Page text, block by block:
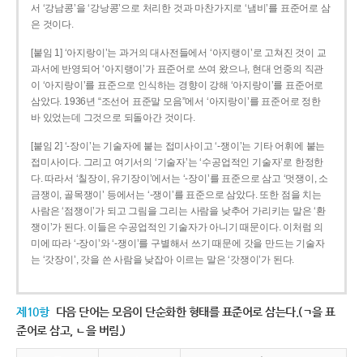
서 ‘강남콩’을 ‘강낭콩’으로 처리한 것과 마찬가지로 ‘냄비’를 표준어로 삼
은 것이다.
[붙임 1] ‘아지랑이’는 과거의 대사전들에서 ‘아지랭이’로 고쳐진 것이 교
과서에 반영되어 ‘아지랭이’가 표준어로 쓰여 왔으나, 현대 언중의 직관
이 ‘아지랑이’를 표준으로 인식하는 경향이 강해 ‘아지랑이’를 표준어로
삼았다. 1936년 “조선어 표준말 모음”에서 ‘아지랑이’를 표준어로 정한
바 있었는데 그것으로 되돌아간 것이다.
[붙임 2] ‘-장이’는 기술자에 붙는 접미사이고 ‘-쟁이’는 기타 어휘에 붙는
접미사이다. 그리고 여기서의 ‘기술자’는 ‘수공업적인 기술자’로 한정한
다. 따라서 ‘칠장이, 유기장이’에서는 ‘-장이’를 표준으로 삼고 ‘멋쟁이, 소
금쟁이, 골목쟁이’ 등에서는 ‘-쟁이’를 표준으로 삼았다. 또한 점을 치는
사람은 ‘점쟁이’가 되고 그림을 그리는 사람을 낮추어 가리키는 말은 ‘환
쟁이’가 된다. 이들은 수공업적인 기술자가 아니기 때문이다. 이처럼 의
미에 따라 ‘-장이’와 ‘-쟁이’를 구별해서 쓰기 때문에 갓을 만드는 기술자
는 ‘갓장이’, 갓을 쓴 사람을 낮잡아 이르는 말은 ‘갓쟁이’가 된다.
제10항 다음 단어는 모음이 단순화한 형태를 표준어로 삼는다.(ㄱ을 표
준어로 삼고, ㄴ을 버림.)